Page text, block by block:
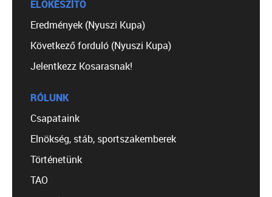
ELŐKÉSZÍTŐ
Eredmények (Nyuszi Kupa)
Következő forduló (Nyuszi Kupa)
Jelentkezz Kosarasnak!
RÓLUNK
Csapataink
Elnökség, stáb, sportszakemberek
Történetünk
TAO